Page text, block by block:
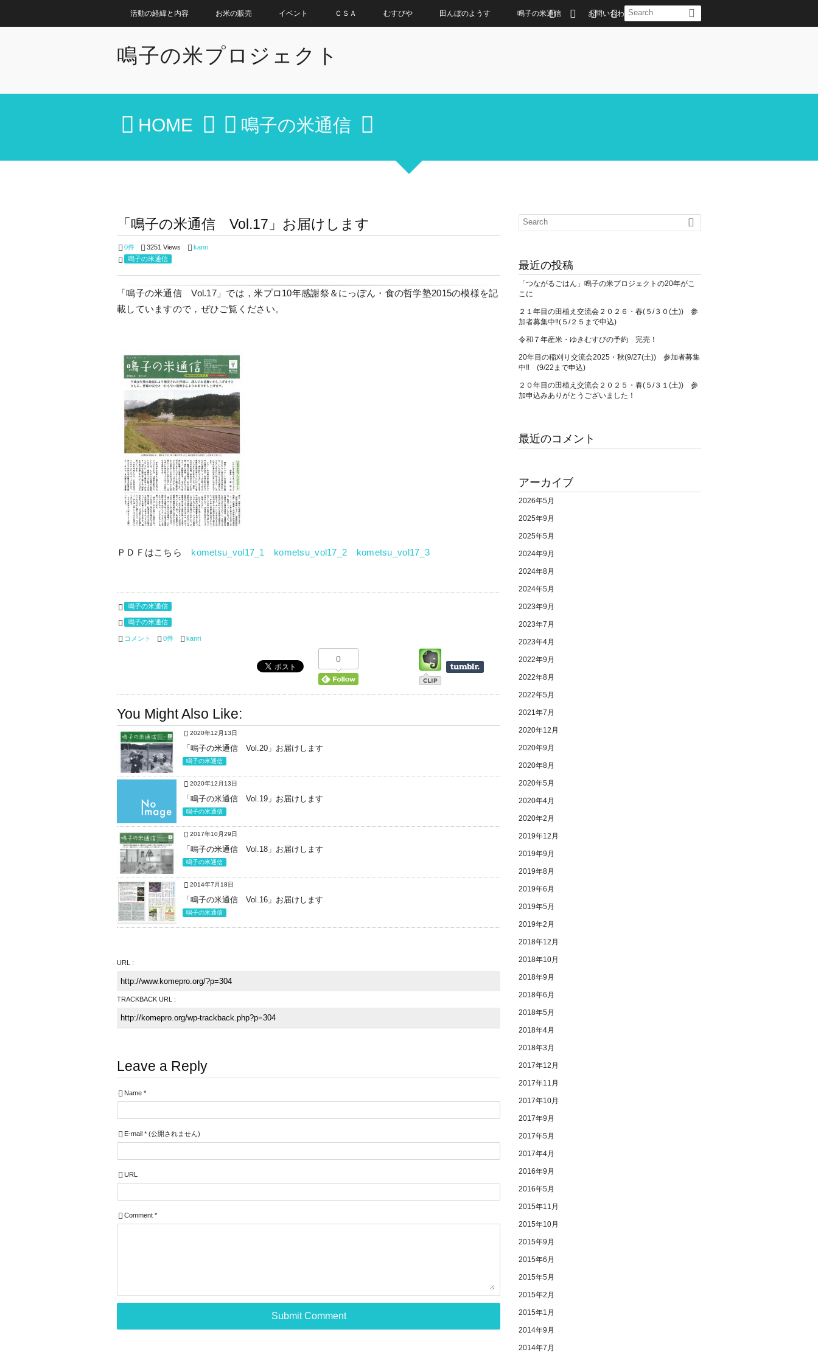
活動の経緯と内容 お米の販売 イベント ＣＳＡ むすびや 田んぼのようす 鳴子の米通信 お問い合わせ
鳴子の米プロジェクト
HOME 鳴子の米通信
「鳴子の米通信 Vol.17」お届けします
0件 3251 Views
kanri
鳴子の米通信
「鳴子の米通信 Vol.17」では，米プロ10年感謝祭＆にっぽん・食の哲学塾2015の模様を記
載していますので，ぜひご覧ください。
ＰＤＦはこちら kometsu_vol17_1 kometsu_vol17_2 kometsu_vol17_3
鳴子の米通信
鳴子の米通信
コメント 0件 kanri
0
You Might Also Like:
2020年12月13日
「鳴子の米通信 Vol.20」お届けします
鳴子の米通信
2020年12月13日
「鳴子の米通信 Vol.19」お届けします
鳴子の米通信
2017年10月29日
「鳴子の米通信 Vol.18」お届けします
鳴子の米通信
2014年7月18日
「鳴子の米通信 Vol.16」お届けします
鳴子の米通信
URL :
TRACKBACK URL :
Leave a Reply
Name *
E-mail * (公開されません)
URL
Comment *
最近の投稿
「つながるごはん」鳴子の米プロジェクトの20年がこ
こに
２１年目の田植え交流会２０２６・春(５/３０(土)) 参
加者募集中‼(５/２５まで申込)
令和７年産米・ゆきむすびの予約 完売！
20年目の稲刈り交流会2025・秋(9/27(土)) 参加者募集
中‼ (9/22まで申込)
２０年目の田植え交流会２０２５・春(５/３１(土)) 参
加申込みありがとうございました！
最近のコメント
アーカイブ
2026年5月
2025年9月
2025年5月
2024年9月
2024年8月
2024年5月
2023年9月
2023年7月
2023年4月
2022年9月
2022年8月
2022年5月
2021年7月
2020年12月
2020年9月
2020年8月
2020年5月
2020年4月
2020年2月
2019年12月
2019年9月
2019年8月
2019年6月
2019年5月
2019年2月
2018年12月
2018年10月
2018年9月
2018年6月
2018年5月
2018年4月
2018年3月
2017年12月
2017年11月
2017年10月
2017年9月
2017年5月
2017年4月
2016年9月
2016年5月
2015年11月
2015年10月
2015年9月
2015年6月
2015年5月
2015年2月
2015年1月
2014年9月
2014年7月